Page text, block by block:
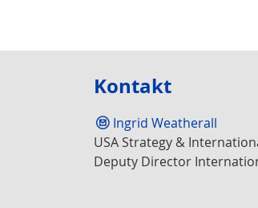
Kontakt
Ingrid Weatherall
USA Strategy &
Deputy Director